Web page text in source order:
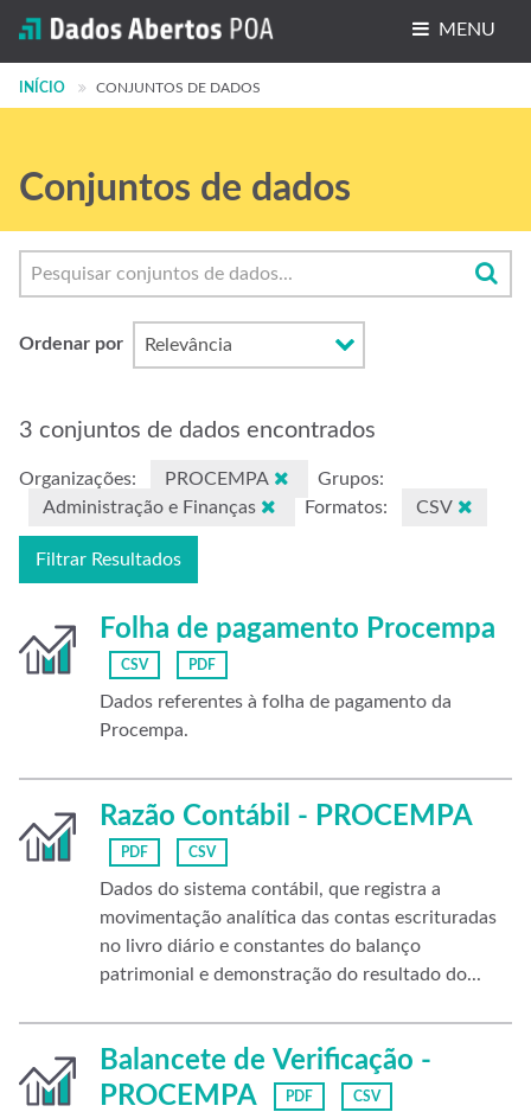
MENU
Conjuntos de dados
Grupos
Sobre
INÍCIO CONJUNTOS DE DADOS
Conjuntos de dados
Ordenar por
3 conjuntos de dados encontrados
Organizações: PROCEMPA
Grupos:
Administração e Finanças
Formatos: CSV
Filtrar Resultados
Folha de pagamento Procempa
CSV PDF
Dados referentes à folha de pagamento da
Procempa.
Razão Contábil - PROCEMPA
PDF CSV
Dados do sistema contábil, que registra a
movimentação analítica das contas escrituradas
no livro diário e constantes do balanço
patrimonial e demonstração do resultado do...
Balancete de Verificação -
PROCEMPA
PDF CSV